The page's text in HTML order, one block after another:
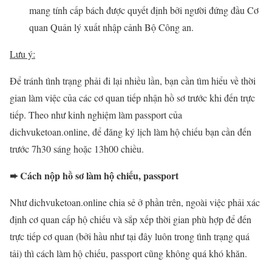
mang tính cấp bách được quyết định bởi người đứng đầu Cơ
quan Quản lý xuất nhập cảnh Bộ Công an.
Lưu ý:
Để tránh tình trạng phải đi lại nhiều lần, bạn cần tìm hiểu về thời
gian làm việc của các cơ quan tiếp nhận hồ sơ trước khi đến trực
tiếp. Theo như kinh nghiệm làm passport của
dichvuketoan.online, để đăng ký lịch làm hộ chiếu bạn cần đến
trước 7h30 sáng hoặc 13h00 chiều.
➨ Cách nộp hồ sơ làm hộ chiếu, passport
Như dichvuketoan.online chia sẻ ở phần trên, ngoài việc phải xác
định cơ quan cấp hộ chiếu và sắp xếp thời gian phù hợp để đến
trực tiếp cơ quan (bởi hầu như tại đây luôn trong tình trạng quá
tải) thì cách làm hộ chiếu, passport cũng không quá khó khăn.